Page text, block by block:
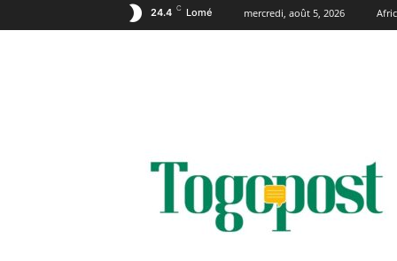
24.4 C Lomé mercredi, août 5, 2026